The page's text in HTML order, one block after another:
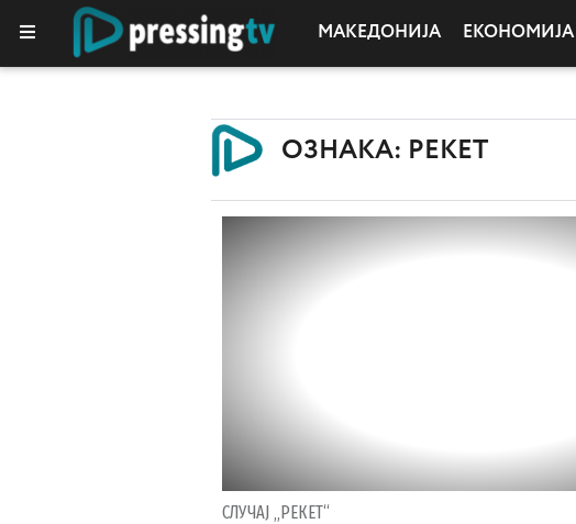
МАКЕДОНИЈА ЕКОНОМИЈА
ОЗНАКА: РЕКЕТ
СЛУЧАЈ „РЕКЕТ“